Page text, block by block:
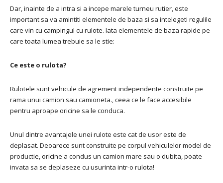
Dar, inainte de a intra si a incepe marele turneu rutier, este
important sa va amintiti elementele de baza si sa intelegeti regulile
care vin cu campingul cu rulote. Iata elementele de baza rapide pe
care toata lumea trebuie sa le stie:
Ce este o rulota?
Rulotele sunt vehicule de agrement independente construite pe
rama unui camion sau camioneta., ceea ce le face accesibile
pentru aproape oricine sa le conduca.
Unul dintre avantajele unei rulote este cat de usor este de
deplasat. Deoarece sunt construite pe corpul vehiculelor model de
productie, oricine a condus un camion mare sau o dubita, poate
invata sa se deplaseze cu usurinta intr-o rulota!